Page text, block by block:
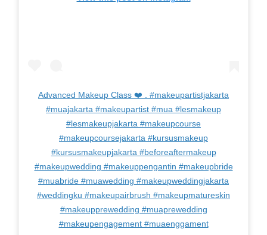
Advanced Makeup Class ❤️ . #makeupartistjakarta
#muajakarta #makeupartist #mua #lesmakeup
#lesmakeupjakarta #makeupcourse
#makeupcoursejakarta #kursusmakeup
#kursusmakeupjakarta #beforeaftermakeup
#makeupwedding #makeuppengantin #makeupbride
#muabride #muawedding #makeupweddingjakarta
#weddingku #makeupairbrush #makeupmatureskin
#makeupprewedding #muaprewedding
#makeupengagement #muaenggament